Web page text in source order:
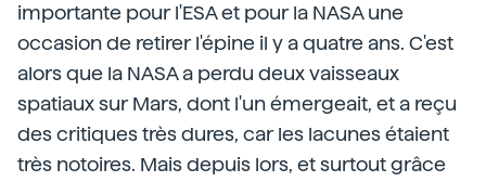
importante pour l'ESA et pour la NASA une
occasion de retirer l'épine il y a quatre ans. C'est
alors que la NASA a perdu deux vaisseaux
spatiaux sur Mars, dont l'un émergeait, et a reçu
des critiques très dures, car les lacunes étaient
très notoires. Mais depuis lors, et surtout grâce